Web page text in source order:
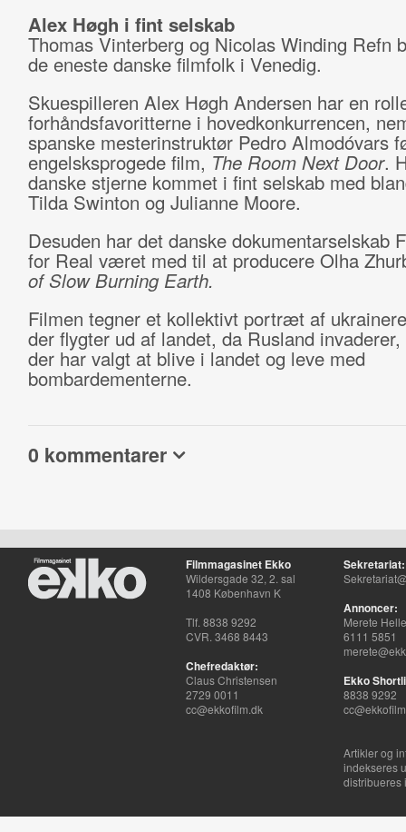
Alex Høgh i fint selskab
Thomas Vinterberg og Nicolas Winding Refn
de eneste danske filmfolk i Venedig.
Skuespilleren Alex Høgh Andersen har en
forhåndsfavoritterne i hovedkonkurrencen,
spanske mesterinstruktør Pedro Almodóvars
engelsksprogede film, The Room Next Door.
danske stjerne kommet i fint selskab med
Tilda Swinton og Julianne Moore.
Desuden har det danske dokumentarselskab
for Real været med til at producere Olha
of Slow Burning Earth.
Filmen tegner et kollektivt portræt af
der flygter ud af landet, da Rusland
der har valgt at blive i landet og leve med
bombardementerne.
0 kommentarer
Filmmagasinet Ekko
Wildersgade 32, 2. sal
1408 København K
Tlf. 8838 9292
CVR. 3468 8443
Chefredaktør:
Claus Christensen
2729 0011
cc@ekkofilm.dk
Sekretariat:
Annoncer:
Merete
6111 5851
Ekko
8838 9292
Artikler og
indekseres
distribueres